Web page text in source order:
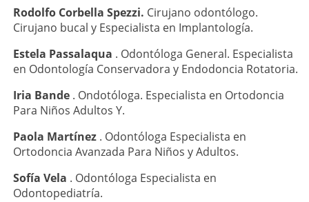
Rodolfo Corbella Spezzi. Cirujano odontólogo.
Cirujano bucal y Especialista en Implantología.
Estela Passalaqua . Odontóloga General. Especialista
en Odontología Conservadora y Endodoncia Rotatoria.
Iria Bande. Ondotóloga. Especialista en Ortodoncia
Para Niños Adultos Y.
Paola Martínez. Odontóloga Especialista en
Ortodoncia Avanzada Para Niños y Adultos.
Sofía Vela . Odontóloga Especialista en
Odontopediatría.